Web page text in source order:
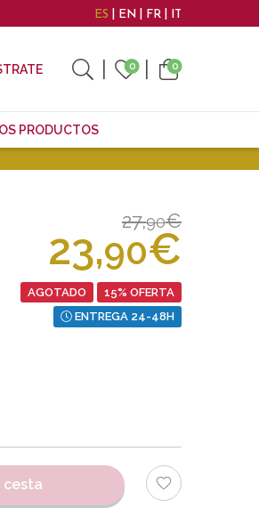
ES EN FR IT
0 0
PRODUCTOS
27,90€
23,90€
AGOTADO
15% OFERTA
ENTREGA 24-48H
cesta